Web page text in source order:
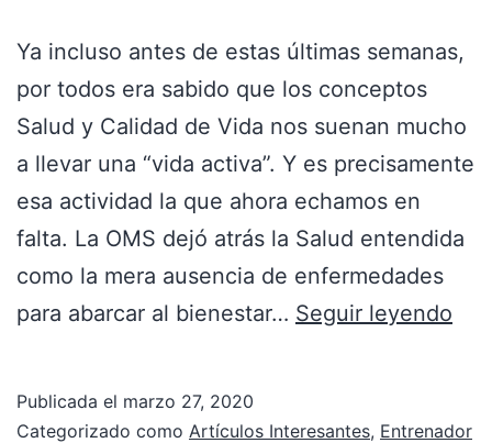
Ya incluso antes de estas últimas semanas,
por todos era sabido que los conceptos
Salud y Calidad de Vida nos suenan mucho
a llevar una “vida activa”. Y es precisamente
esa actividad la que ahora echamos en
falta. La OMS dejó atrás la Salud entendida
como la mera ausencia de enfermedades
para abarcar al bienestar… Seguir leyendo
Publicada el marzo 27, 2020
Categorizado como Artículos Interesantes, Entrenador